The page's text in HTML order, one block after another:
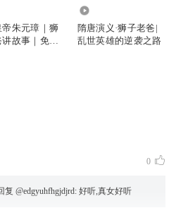
帝朱元璋｜狮
故事｜免费
隋唐演义·狮子老爸|
乱世英雄的逆袭之路
0
复 @edgyuhfhgjdjrd: 好听,真女好听